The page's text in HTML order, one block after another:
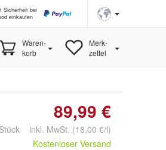
Sicherheit bei
einkaufen
Waren-
korb
Merk-
zettel
89,99 €
inkl. MwSt. (18,00 €/l)
Kostenloser Versand